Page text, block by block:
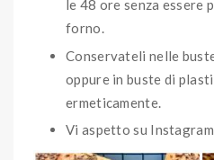
le 48 ore senza essere
forno.
Conservateli nelle
oppure in buste di
ermeticamente.
Vi aspetto su